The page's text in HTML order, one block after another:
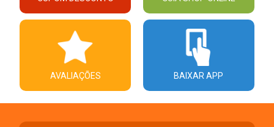
AVALIAÇÕES BAIXAR APP